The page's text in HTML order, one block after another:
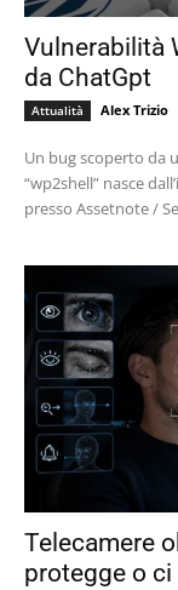
Vulnerabilità
da ChatGpt
Attualità Alex Trizio
Un bug scoperto da un
“wp2shell” nasce
presso Assetnote /
Telecamere
protegge o ci